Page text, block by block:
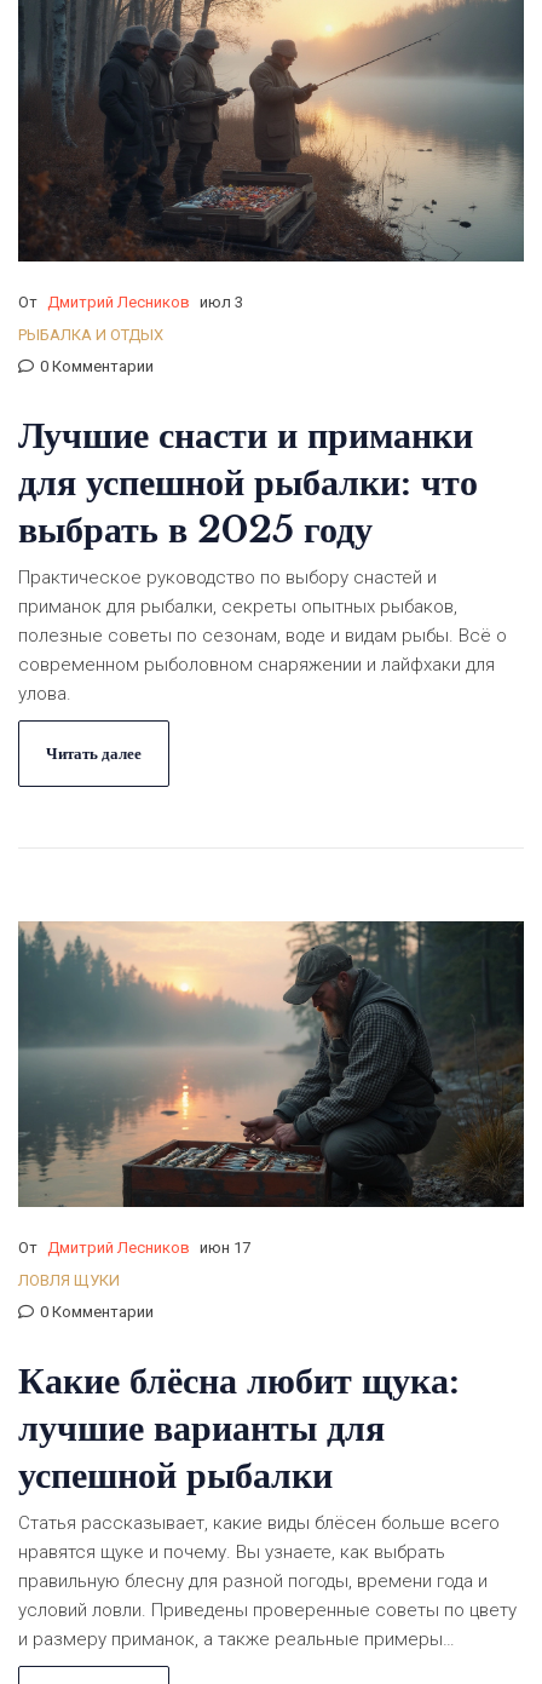
От Дмитрий Лесников июл 3
РЫБАЛКА И ОТДЫХ
0 Комментарии
Лучшие снасти и приманки
для успешной рыбалки: что
выбрать в 2025 году
Практическое руководство по выбору снастей и
приманок для рыбалки, секреты опытных рыбаков,
полезные советы по сезонам, воде и видам рыбы. Всё о
современном рыболовном снаряжении и лайфхаки для
улова.
Читать далее
От Дмитрий Лесников июн 17
ЛОВЛЯ ЩУКИ
0 Комментарии
Какие блёсна любит щука:
лучшие варианты для
успешной рыбалки
Статья рассказывает, какие виды блёсен больше всего
нравятся щуке и почему. Вы узнаете, как выбрать
правильную блесну для разной погоды, времени года и
условий ловли. Приведены проверенные советы по цвету
и размеру приманок, а также реальные примеры
работающих комбинаций. Материал подходит как для